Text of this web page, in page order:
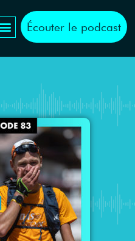
Écouter le podcast